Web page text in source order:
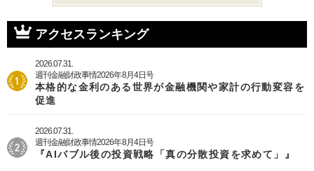
アクセスランキング
2026.07.31.
週刊金融財政事情2026年8月4日号
本格的な金利のある世界が金融機関や家計の行動変容を
促進
2026.07.31.
週刊金融財政事情2026年8月4日号
『AIバブル後の投資戦略「真の分散投資を求めて」』